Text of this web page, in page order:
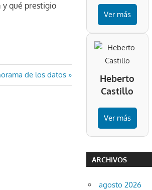
y qué prestigio
de los datos
Ver más
Heberto
Castillo
Ver más
ARCHIVOS
agosto 2026